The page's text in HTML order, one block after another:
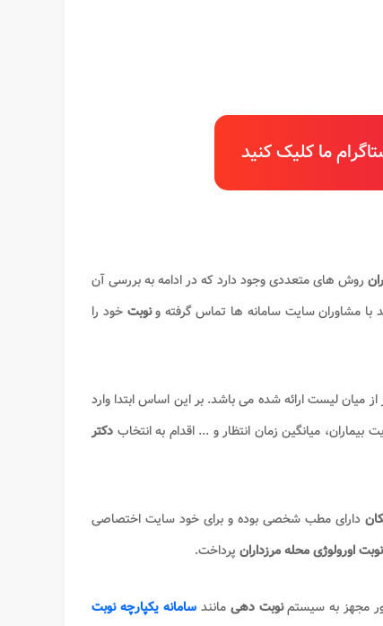
ما کلیک کنید
روش های متعددی وجود دارد که در ادامه به بررسی آن
مشاوران سایت سامانه ها تماس گرفته ونوبتخود را
از میان لیست ارائه شده می باشد. بر این اساس ابتدا وارد
میانگین زمان انتظار و ... اقدام به انتخاب دکتر
دارای مطب شخصی بوده و برای خود سایت اختصاصی
نوبت اورولوژی محله مرزداران​ پرداخت.
مجهز به سیستمنوبت دهی مانندسامانه یکپارچه نوبت